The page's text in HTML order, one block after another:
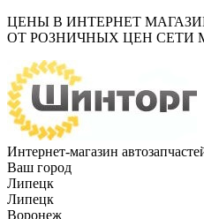
ЦЕНЫ В ИНТЕРНЕТ
ОТ РОЗНИЧНЫХ ЦЕН СЕТИ
Интернет-магазин
Ваш город
Липецк
Липецк
Воронеж